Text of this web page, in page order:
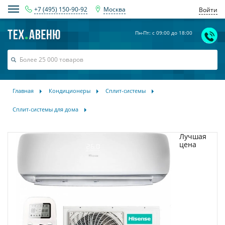
+7 (495) 150-90-92 Москва Войти
Пн-Пт: с 09:00 до 18:00
Главная Кондиционеры Сплит-системы
Сплит-системы для дома
Лучшая
цена